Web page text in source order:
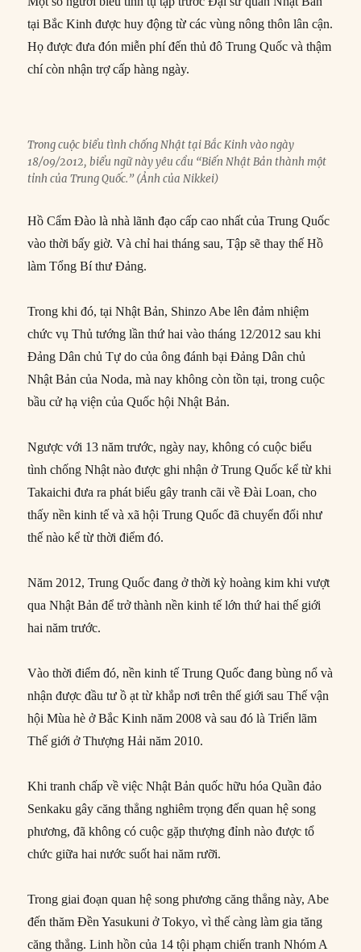
tại Bắc Kinh được huy động từ các vùng nông thôn lân cận.
Họ được đưa đón miễn phí đến thủ đô Trung Quốc và thậm
chí còn nhận trợ cấp hàng ngày.
Trong cuộc biểu tình chống Nhật tại Bắc Kinh vào ngày
18/09/2012, biểu ngữ này yêu cầu “Biến Nhật Bản thành một
tỉnh của Trung Quốc.” (Ảnh của Nikkei)
Hồ Cẩm Đào là nhà lãnh đạo cấp cao nhất của Trung Quốc
vào thời bấy giờ. Và chỉ hai tháng sau, Tập sẽ thay thế Hồ
làm Tổng Bí thư Đảng.
Trong khi đó, tại Nhật Bản, Shinzo Abe lên đảm nhiệm
chức vụ Thủ tướng lần thứ hai vào tháng 12/2012 sau khi
Đảng Dân chủ Tự do của ông đánh bại Đảng Dân chủ
Nhật Bản của Noda, mà nay không còn tồn tại, trong cuộc
bầu cử hạ viện của Quốc hội Nhật Bản.
Ngược với 13 năm trước, ngày nay, không có cuộc biểu
tình chống Nhật nào được ghi nhận ở Trung Quốc kể từ khi
Takaichi đưa ra phát biểu gây tranh cãi về Đài Loan, cho
thấy nền kinh tế và xã hội Trung Quốc đã chuyển đổi như
thế nào kể từ thời điểm đó.
Năm 2012, Trung Quốc đang ở thời kỳ hoàng kim khi vượt
qua Nhật Bản để trở thành nền kinh tế lớn thứ hai thế giới
hai năm trước.
Vào thời điểm đó, nền kinh tế Trung Quốc đang bùng nổ và
nhận được đầu tư ồ ạt từ khắp nơi trên thế giới sau Thế vận
hội Mùa hè ở Bắc Kinh năm 2008 và sau đó là Triển lãm
Thế giới ở Thượng Hải năm 2010.
Khi tranh chấp về việc Nhật Bản quốc hữu hóa Quần đảo
Senkaku gây căng thẳng nghiêm trọng đến quan hệ song
phương, đã không có cuộc gặp thượng đỉnh nào được tổ
chức giữa hai nước suốt hai năm rưỡi.
Trong giai đoạn quan hệ song phương căng thẳng này, Abe
đến thăm Đền Yasukuni ở Tokyo, vì thế càng làm gia tăng
căng thẳng. Linh hồn của 14 tội phạm chiến tranh Nhóm A